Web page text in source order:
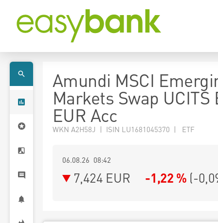
Amundi MSCI
Markets Swap UCITS
EUR Acc
WKN A2H58J | ISIN LU1681045370 | ETF
06.08.26 08:42
7,424 EUR -1,22 % (-